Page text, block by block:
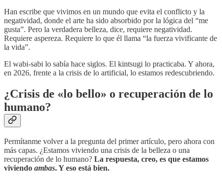
Han escribe que vivimos en un mundo que evita el conflicto y la
negatividad, donde el arte ha sido absorbido por la lógica del “me
gusta”. Pero la verdadera belleza, dice, requiere negatividad.
Requiere aspereza. Requiere lo que él llama “la fuerza vivificante de
la vida”.
El wabi-sabi lo sabía hace siglos. El kintsugi lo practicaba. Y ahora,
en 2026, frente a la crisis de lo artificial, lo estamos redescubriendo.
¿Crisis de «lo bello» o recuperación de lo
humano?
Permítanme volver a la pregunta del primer artículo, pero ahora con
más capas. ¿Estamos viviendo una crisis de la belleza o una
recuperación de lo humano? La respuesta, creo, es que estamos
viviendo ambas. Y eso está bien.